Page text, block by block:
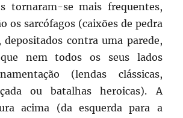
tornaram-se mais frequentes,
os sarcófagos (caixões de pedra
contra uma parede,
nem todos os seus lados
(lendas clássicas,
ou batalhas heroicas). A
acima (da esquerda para a